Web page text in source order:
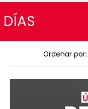
Ordenar por: